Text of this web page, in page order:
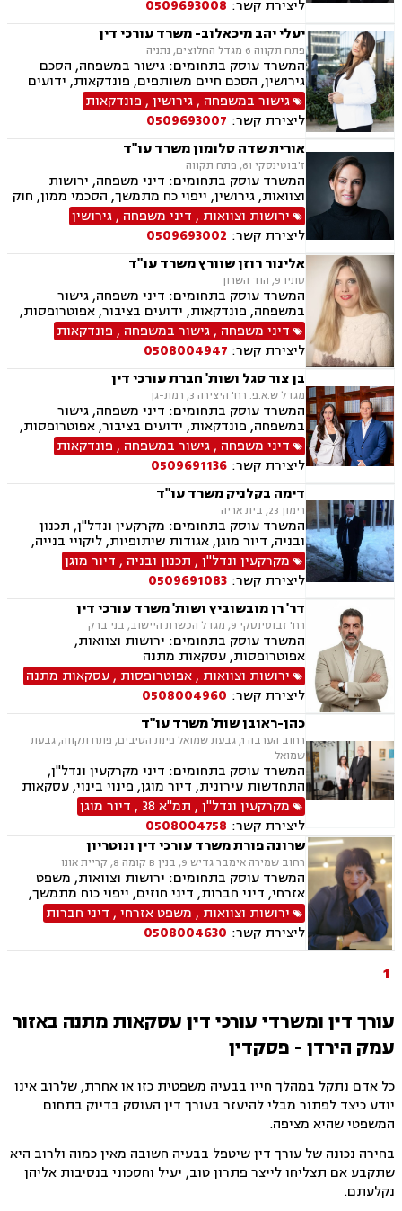
ניכור הורי, עסקאות מתנה.
ליצירת קשר: 0509693008
יעלי יהב מיכאלוב- משרד עורכי דין
פתח תקווה 6 מגדל החלוצים, נתניה
המשרד עוסק בתחומים: גישור במשפחה, הסכם
גירושין, הסכם חיים משותפים, פונדקאות, ידועים
בציבור, אפוטרופסות, הסכמי ממון, אבהות, מזונות,
זמני שהות, גירושין, הורות חד מינית, נישואים
אזרחיים, חוק הנוער, אימוץ , חלוקת רכוש, מעמד
אישי, תיאום הורי, חטיפת ילדים, זמני שהות (החזקת
ילדים), אומנה, ניכור הורי, עסקאות מתנה, הוצאה
לפועל, חדלות פירעון, ייפוי כוח מתמשך, מסמך
הבעת רצון, צוואות וירושה.
גישור במשפחה ,גירושין, פונדקאות
ליצירת קשר: 0509693007
אורית שדה סלומון משרד עו"ד
ז'בוטינסקי 61, פתח תקווה
המשרד עוסק בתחומים: דיני משפחה, ירושות
וצוואות, גירושין, ייפוי כח מתמשך, הסכמי ממון, חוק
הנוער, פירוק שיתוף, משמורת, זמני שהות, הסכם
חיים משותפים, מעמד אישי, מזונות, אלימות
במשפחה, צווי הגנה, אימוץ, אפוטרופסות, ניכור הורי,
הורות חד מינית, עסקאות מתנה, העברה בין דורית,
פונדקאות, חטיפת ילדים, ידועים בציבור, ייצוג
קטינים, גישור במשפחה
ירושות וצוואות , דיני משפחה ,גירושין
ליצירת קשר: 0509693002
אלינור רוזן שוורץ משרד עו"ד
סתיו 9, הוד השרון
המשרד עוסק בתחומים: דיני משפחה, גישור
במשפחה, פונדקאות, ידועים בציבור, אפוטרופסות,
פונדקאות חו"ל גיאורגיה, גירושין, הורות חד מינית,
חלוקת רכוש, מעמד אישי, תיאום הורי, חטיפת ילדים,
זמני שהות, ניכור הורי, עסקאות במתנה, ייפוי כוח
מתמשך, ירושות וצוואות.
דיני משפחה ,גישור במשפחה , פונדקאות
ליצירת קשר: 0508004947
בן צור סגל ושות' חברת עורכי דין
מגדל ש.א.פ. רח' היצירה 3, רמת-גן
המשרד עוסק בתחומים: דיני משפחה, גישור
במשפחה, פונדקאות, ידועים בציבור, אפוטרופסות,
הסכמי ממון, אבהות, מזונות, החזקת ילדים, גירושין,
הורות חד מינית, נישואים אזרחיים, חוק הנוער,
אימוץ, חלוקת רכוש, מעמד אישי, תיאום הורי, חטיפת
ילדים, זמני שהות, אומנה, ניכור הורי, עסקאות
מתנה, ירושות וצוואות, ייפוי כוח מתמשך
דיני משפחה ,גישור במשפחה , פונדקאות
ליצירת קשר: 0509691136
דימה בקלניק משרד עו"ד
רימון 23, בית אריה
המשרד עוסק בתחומים: מקרקעין ונדל"ן, תכנון
ובניה, דיור מוגן, אגודות שיתופיות, ליקויי בנייה,
מושבים וקיבוצים, פינוי בינוי, קבוצות רכישה,
עסקאות מכר דירה, פינוי מושכר, נחלות ומשקים
במושבים, רשות מקרקעי ישראל, צווי הריסה, רישום
קבלנים, בתים משותפים, וכו', דיני משפחה, גישור
במשפחה, פונדקאות, ידועים בציבור אפוטרופסות,
הסכמי ממון, אבהות, מזונות, משמורת, גירושין,
הורות חד מינית, נישואים אזרחיים, חוק הנוער,
אימוץ, חלוקת רכוש, מעמד אישי, תיאום הורי וכו'
נזקי גוף ותאונות
מקרקעין ונדל"ן, תכנון ובניה , דיור מוגן
ליצירת קשר: 0509691083
דר' רן מובשוביץ ושות' משרד עורכי דין
רח' זבוטינסקי 9, מגדל הכשרת היישוב, בני ברק
המשרד עוסק בתחומים: ירושות וצוואות,
אפוטרופסות, עסקאות מתנה
ירושות וצוואות ,אפוטרופסות ,עסקאות מתנה
ליצירת קשר: 0508004960
כהן-ראובן שות' משרד עו"ד
רחוב הערבה 1, גבעת שמואל פינת הסיבים, פתח תקווה, גבעת
שמואל
המשרד עוסק בתחומים: דיני מקרקעין ונדל"ן,
התחדשות עירונית, דיור מוגן, פינוי בינוי, עסקאות
מכר דירה, פינוי מושכר, מגרשים לבניה, מיסוי
מקרקעין, דיני חוזים, דיני משפחה, ירושות וצוואות,
הסכמי ממון, עסקאות מתנה, ייפוי כוח מתמשך.
מקרקעין ונדל"ן, תמ"א 38 , דיור מוגן
ליצירת קשר: 0508004758
שרונה פורת משרד עורכי דין ונוטריון
רחוב שמירה אימבר גדיש 9, בנין B קומה 8, קריית אונו
המשרד עוסק בתחומים: ירושות וצוואות, משפט
אזרחי, דיני חברות, דיני חוזים, ייפוי כוח מתמשך,
מקרקעין ונדל"ן, ליקויי בניה, עסקאות מכר דירה,
דיור מוגן, דיני משפחה, אפוטרופסות, הסכמי ממון,
גירושין, זמני שהות, מזונות, משמורת, חלוקת רכוש,
בתים משותפים, עסקאות מתנה.
ירושות וצוואות , משפט אזרחי , דיני חברות
ליצירת קשר: 0508004630
1
עורך דין ומשרדי עורכי דין עסקאות מתנה באזור
עמק הירדן - פסקדין
כל אדם נתקל במהלך חייו בבעיה משפטית כזו או אחרת, שלרוב אינו
יודע כיצד לפתור מבלי להיעזר בעורך דין העוסק בדיוק בתחום
המשפטי שהיא מציפה.
בחירה נכונה של עורך דין שיטפל בבעיה חשובה מאין כמוה ולרוב היא
שתקבע אם תצליחו לייצר פתרון טוב, יעיל וחסכוני בנסיבות אליהן
נקלעתם.